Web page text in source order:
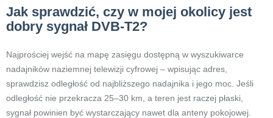
Jak sprawdzić, czy w mojej okolicy jest
dobry sygnał DVB-T2?
Najprościej wejść na mapę zasięgu dostępną w wyszukiwarce
nadajników naziemnej telewizji cyfrowej – wpisując adres,
sprawdzisz odległość od najbliższego nadajnika i jego moc. Jeśli
odległość nie przekracza 25–30 km, a teren jest raczej płaski,
sygnał powinien być wystarczający nawet dla anteny pokojowej.